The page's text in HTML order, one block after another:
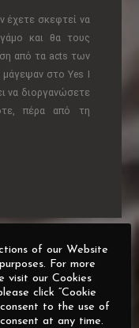
έχετε σκεφτεί να
και θα τους
από τα acts των
μάγεψαν στο Yes I
να διοργανώσετε
πέρα από τη
of our Website
For more
visit our Cookies
click “Cookie
consent to the use of
at any time.